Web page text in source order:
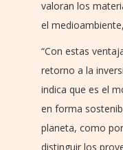
valoran los
el
“Con estas
retorno a la
indica que es el
en forma
planeta, como
distinguir los